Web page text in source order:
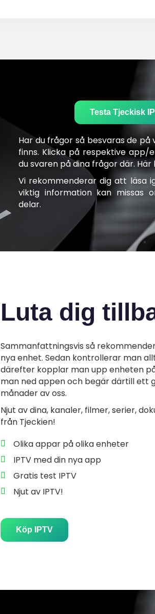
Testa Tjeckisk
Har du frågor så besvaras de
finns. Klicka på respektive app/
du svaren på dina frågor där. Här
Vi rekommenderar dig att läsa
viktig information kan missas
delar.
Luta dig
Sammanfattningsvis så
nya enhet. Sedan kontrollerar man
därefter kopplar man upp enheten
man nedappenoch begär därtill ett
månader av oss.
Njut av dina, kanaler, filmer, serier,
från Tjeckien!
Olika appar på olika enheter
IPTV med din nya app
Gratis test IPTV
Njut av IPTV!
Köp IPTV